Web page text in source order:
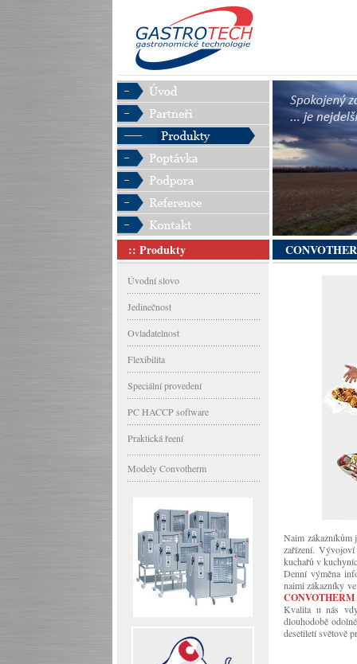
:: Produkty
Úvodní slovo
Jedinečnost
Ovladatelnost
Flexibilita
Speciální provedení
PC HACCP software
Praktická řeení
Modely Convotherm
Naim
zařízení. Vývojoví
kuchařů v
Denní výměna
naimi zákazníky
Kvalita u nás
dlouhodobě
desetiletí světově